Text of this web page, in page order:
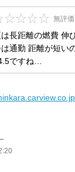
無評価
は長距離の燃費 伸
通勤 距離が短い
ですね…